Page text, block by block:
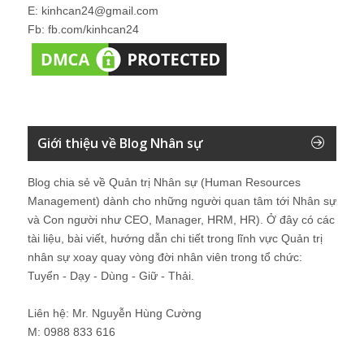
E: kinhcan24@gmail.com
Fb: fb.com/kinhcan24
Giới thiệu về Blog Nhân sự
Blog chia sẻ về Quản trị Nhân sự (Human Resources
Management) dành cho những người quan tâm tới Nhân sự
và Con người như CEO, Manager, HRM, HR). Ở đây có các
tài liệu, bài viết, hướng dẫn chi tiết trong lĩnh vực Quản trị
nhân sự xoay quay vòng đời nhân viên trong tổ chức:
Tuyển - Dạy - Dùng - Giữ - Thải.
Liên hệ: Mr. Nguyễn Hùng Cường
M: 0988 833 616